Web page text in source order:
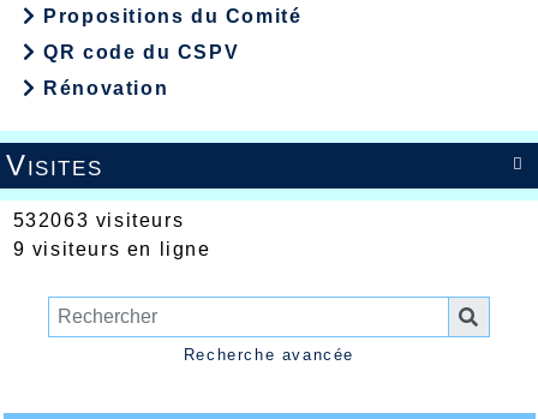
Propositions du Comité
QR code du CSPV
Rénovation

Visites
532063 visiteurs
9 visiteurs en ligne
Recherche avancée